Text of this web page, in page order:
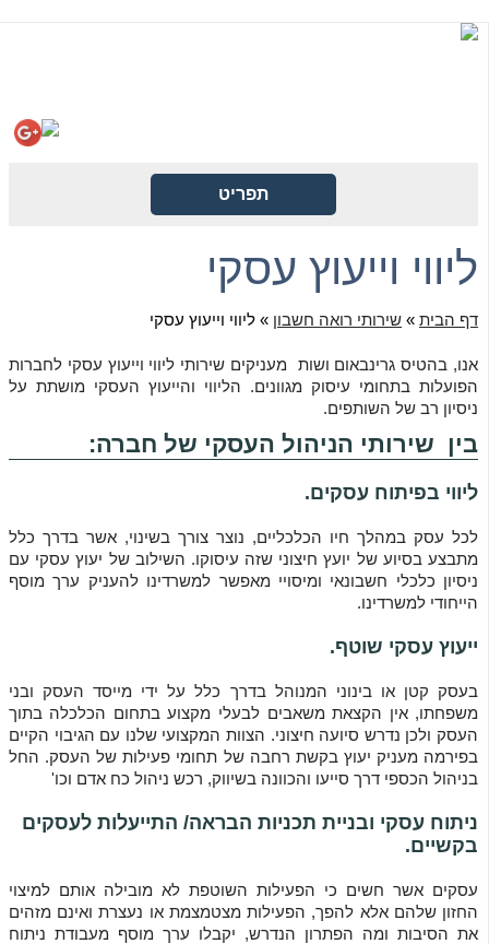
תפריט
ליווי וייעוץ עסקי
דף הבית» שירותי רואה חשבון» ליווי וייעוץ עסקי
אנו, בהטיס גרינבאום ושות מעניקים שירותי ליווי וייעוץ עסקי לחברות
הפועלות בתחומי עיסוק מגוונים. הליווי והייעוץ העסקי מושתת על
ניסיון רב של השותפים.
בין שירותי הניהול העסקי של חברה:
ליווי בפיתוח עסקים.
לכל עסק במהלך חיו הכלכליים, נוצר צורך בשינוי, אשר בדרך כלל
מתבצע בסיוע של יועץ חיצוני שזה עיסוקו. השילוב של יעוץ עסקי עם
ניסיון כלכלי חשבונאי ומיסויי מאפשר למשרדינו להעניק ערך מוסף
הייחודי למשרדינו.
ייעוץ עסקי שוטף.
בעסק קטן או בינוני המנוהל בדרך כלל על ידי מייסד העסק ובני
משפחתו, אין הקצאת משאבים לבעלי מקצוע בתחום הכלכלה בתוך
העסק ולכן נדרש סיועה חיצוני. הצוות המקצועי שלנו עם הגיבוי הקיים
בפירמה מעניק יעוץ בקשת רחבה של תחומי פעילות של העסק. החל
בניהול הכספי דרך סייעו והכוונה בשיווק, רכש ניהול כח אדם וכו'
ניתוח עסקי ובניית תכניות הבראה/ התייעלות לעסקים
בקשיים.
עסקים אשר חשים כי הפעילות השוטפת לא מובילה אותם למיצוי
החזון שלהם אלא להפך, הפעילות מצטמצמת או נעצרת ואינם מזהים
את הסיבות ומה הפתרון הנדרש, יקבלו ערך מוסף מעבודת ניתוח